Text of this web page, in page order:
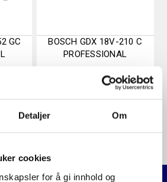
Detaljer Om
cookies
for å gi innhold og
GC
BOSCH GDX 18V-210 C
PROFESSIONAL
3.740,-